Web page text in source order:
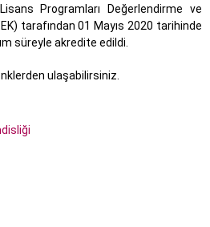
Programları Değerlendirme ve
tarafından 01 Mayıs 2020 tarihinde
süreyle akredite edildi.
ulaşabilirsiniz.